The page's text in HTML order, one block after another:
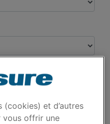
et d’autres
vous offrir une